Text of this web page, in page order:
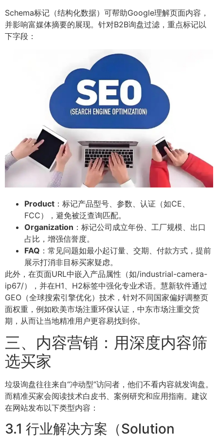
Schema标记（结构化数据）可帮助Google理解页面内容，
并影响富媒体摘要的展现。针对B2B询盘过滤，重点标记以
下字段：
Product ：标记产品型号、参数、认证（如CE、
FCC），避免被泛查询匹配。
Organization ：标记公司成立年份、工厂规模、出口
占比，增强信誉度。
FAQ ：常见问题如最小起订量、交期、付款方式，提前
展示打消非目标买家疑虑。
此外，在页面URL中嵌入产品属性（如/industrial-camera-
ip67/），并在H1、H2标签中强化专业术语。慧新软件通过
GEO（全球搜索引擎优化）技术，针对不同国家偏好调整页
面权重，例如欧美市场注重环保认证，中东市场注重交货
期，从而让当地精准用户更容易找到你。
三、内容营销：用深度内容筛
选买家
垃圾询盘往往来自“冲动型”访问者，他们不看内容就发询盘。
而精准买家会阅读技术白皮书、案例研究和应用指南。建议
在网站发布以下类型内容：
3.1 行业解决方案（Solution